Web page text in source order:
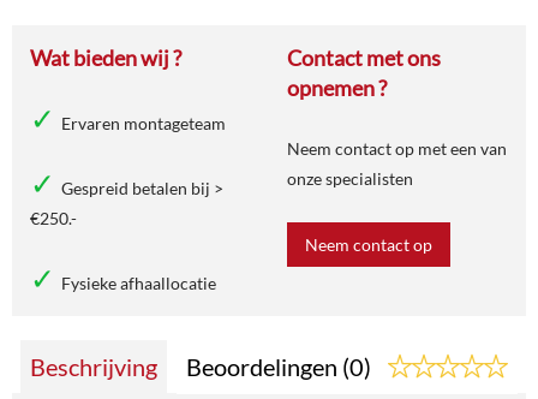
Wat bieden wij ?
Ervaren montageteam
Gespreid betalen bij >
€250.-
Fysieke afhaallocatie
Contact met ons
opnemen ?
Neem contact op met een van
onze specialisten
Neem contact op
Beschrijving Beoordelingen (0)